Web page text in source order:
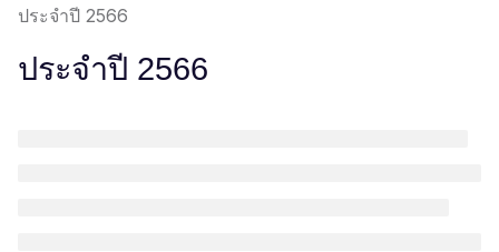
ประจำปี 2566
ประจำปี 2566